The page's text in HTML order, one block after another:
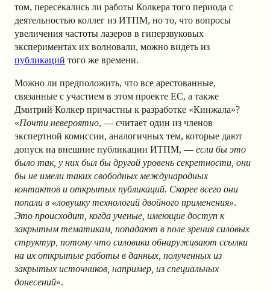
том, пересекались ли работы Колкера того периода с
деятельностью коллег из ИТПМ, но то, что вопросы
увеличения частоты лазеров в гиперзвуковых
экспериментах их волновали, можно видеть из
публикаций того же времени.
Можно ли предположить, что все арестованные,
связанные с участием в этом проекте ЕС, а также
Дмитрий Колкер причастны к разработке «Кинжала»?
«Почти невероятно, — считает один из членов
экспертной комиссии, аналогичных тем, которые дают
допуск на внешние публикации ИТПМ, — если бы это
было так, у них был бы другой уровень секретности, они
бы не имели таких свободных международных
контактов и открытых публикаций. Скорее всего они
попали в «ловушку технологий двойного применения».
Это происходит, когда ученые, имеющие доступ к
закрытым тематикам, попадают в поле зрения силовых
структур, потому что силовики обнаруживают ссылки
на их открытые работы в данных, полученных из
закрытых источников, например, из специальных
донесений».